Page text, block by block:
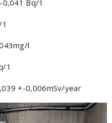
Bq/1
l
1
+-0,006mSv/year